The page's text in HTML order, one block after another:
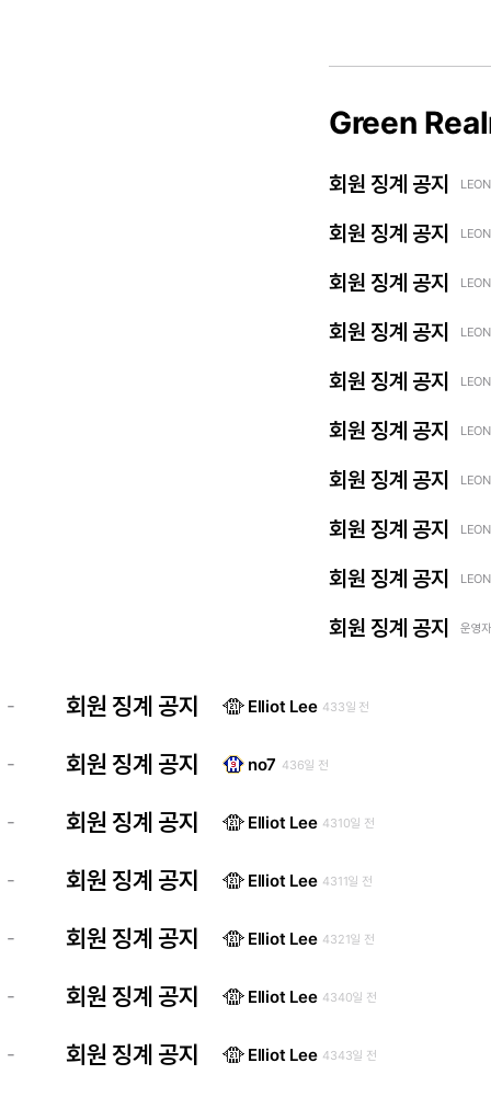
Green
회원 징계 공지
회원 징계 공지
회원 징계 공지
회원 징계 공지
회원 징계 공지
회원 징계 공지
회원 징계 공지
회원 징계 공지
회원 징계 공지
회원 징계 공지 운영
- 회원 징계 공지 Elliot Lee 433일 전
- 회원 징계 공지 no7 436일 전
- 회원 징계 공지 Elliot Lee 4310일 전
- 회원 징계 공지 Elliot Lee 4311일 전
- 회원 징계 공지 Elliot Lee 4321일 전
- 회원 징계 공지 Elliot Lee 4340일 전
- 회원 징계 공지 Elliot Lee 4343일 전